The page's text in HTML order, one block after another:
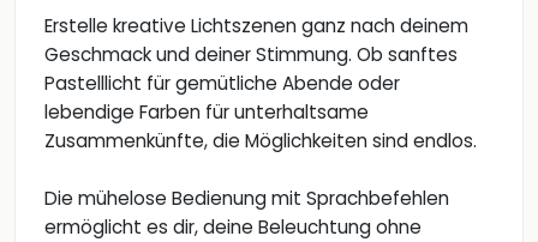
Erstelle kreative Lichtszenen ganz nach deinem
Geschmack und deiner Stimmung. Ob sanftes
Pastelllicht für gemütliche Abende oder
lebendige Farben für unterhaltsame
Zusammenkünfte, die Möglichkeiten sind endlos.
Die mühelose Bedienung mit Sprachbefehlen
ermöglicht es dir, deine Beleuchtung ohne